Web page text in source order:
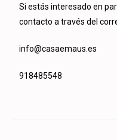
Si estás interesado en
contacto a través del
info@casaemaus.es
918485548